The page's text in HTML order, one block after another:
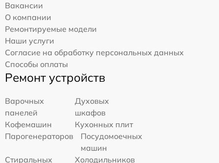
Вакансии
О компании
Ремонтируемые модели
Наши услуги
Согласие на обработку персональных данных
Способы оплаты
Ремонт устройств
Варочных
панелей
Духовых
шкафов
Кофемашин
Кухонных плит
Парогенераторов
Посудомоечных
машин
Стиральных
Холодильников